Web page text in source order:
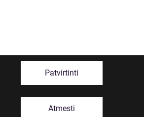
Patvirtinti
Atmesti